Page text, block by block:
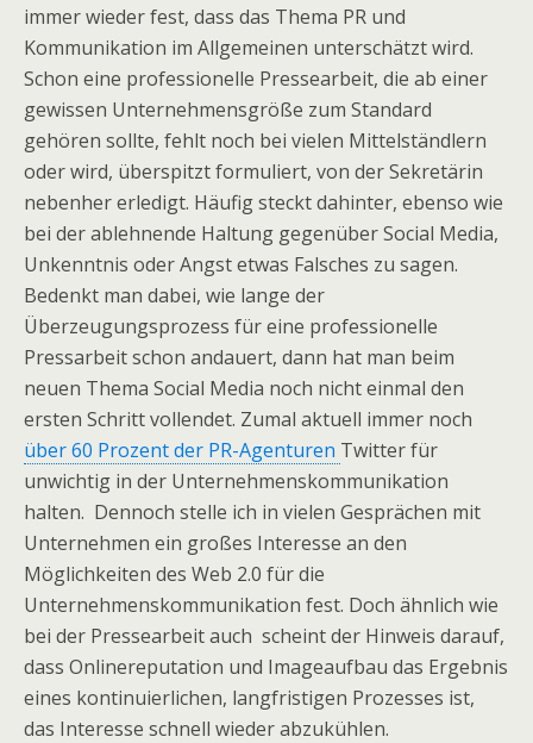
immer wieder fest, dass das Thema PR und
Kommunikation im Allgemeinen unterschätzt wird.
Schon eine professionelle Pressearbeit, die ab einer
gewissen Unternehmensgröße zum Standard
gehören sollte, fehlt noch bei vielen Mittelständlern
oder wird, überspitzt formuliert, von der Sekretärin
nebenher erledigt. Häufig steckt dahinter, ebenso wie
bei der ablehnende Haltung gegenüber Social Media,
Unkenntnis oder Angst etwas Falsches zu sagen.
Bedenkt man dabei, wie lange der
Überzeugungsprozess für eine professionelle
Pressarbeit schon andauert, dann hat man beim
neuen Thema Social Media noch nicht einmal den
ersten Schritt vollendet. Zumal aktuell immer noch
über 60 Prozent der PR-Agenturen Twitter für
unwichtig in der Unternehmenskommunikation
halten. Dennoch stelle ich in vielen Gesprächen mit
Unternehmen ein großes Interesse an den
Möglichkeiten des Web 2.0 für die
Unternehmenskommunikation fest. Doch ähnlich wie
bei der Pressearbeit auch scheint der Hinweis darauf,
dass Onlinereputation und Imageaufbau das Ergebnis
eines kontinuierlichen, langfristigen Prozesses ist,
das Interesse schnell wieder abzukühlen.